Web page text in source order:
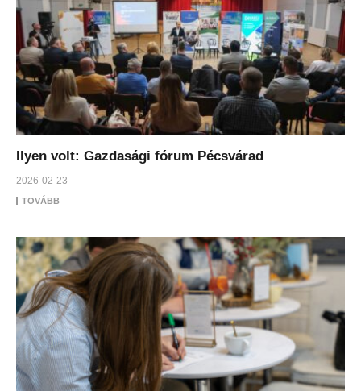
Ilyen volt: Gazdasági fórum Pécsvárad
2026-02-23
TOVÁBB